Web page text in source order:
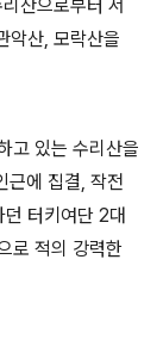
산으로부터 서
악산, 모락산을
고 있는 수리산을
근에 집결, 작전
던 터키여단 2대
로 적의 강력한